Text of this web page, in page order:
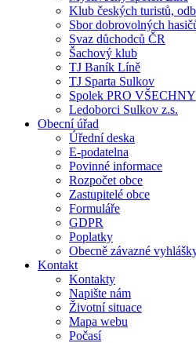
Klub českých turistů,
Sbor dobrovolných
Svaz důchodců ČR
Šachový klub
TJ Baník Líně
TJ Sparta Sulkov
Spolek PRO VŠECHNY
Ledoborci Sulkov z.s.
Obecní úřad
Úřední deska
E-podatelna
Povinné informace
Rozpočet obce
Zastupitelé obce
Formuláře
GDPR
Poplatky
Obecně závazné
Kontakt
Kontakty
Napište nám
Životní situace
Mapa webu
Počasí